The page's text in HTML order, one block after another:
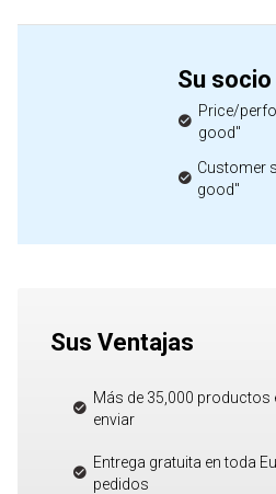
Su
Price/
good"
Customer
good"
Sus Ventajas
Más de 35,000 productos
enviar
Entrega gratuita en toda
pedidos